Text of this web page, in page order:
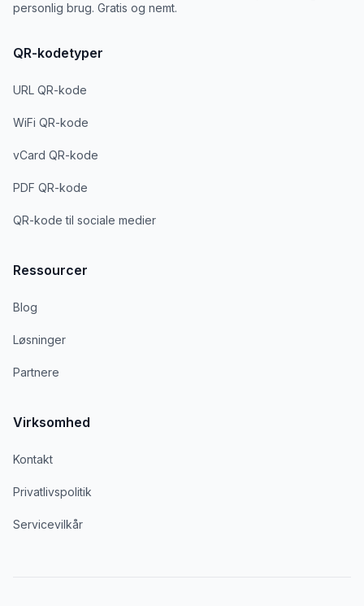
personlig brug. Gratis og nemt.
QR-kodetyper
URL QR-kode
WiFi QR-kode
vCard QR-kode
PDF QR-kode
QR-kode til sociale medier
Ressourcer
Blog
Løsninger
Partnere
Virksomhed
Kontakt
Privatlivspolitik
Servicevilkår